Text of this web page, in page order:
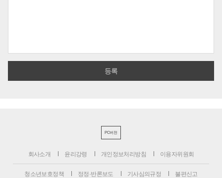
PC버전
회사소개 윤리강령 개인정보처리방침 이용자위원회
청소년보호정책 정정·반론보도 기사심의규정 불편신고